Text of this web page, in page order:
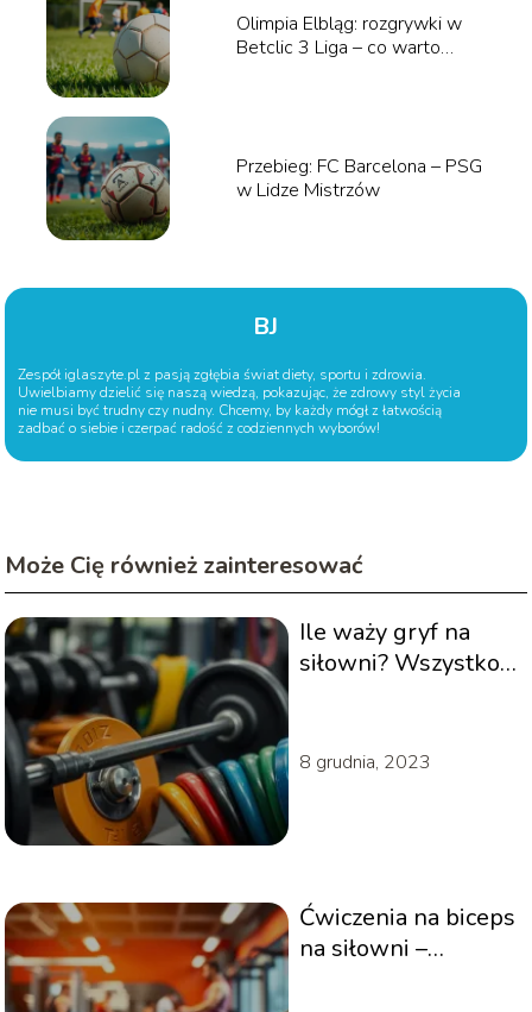
Olimpia Elbląg: rozgrywki w
Betclic 3 Liga – co warto
Przebieg: FC Barcelona – PSG
w Lidze Mistrzów
BJ
Zespół iglaszyte.pl z pasją zgłębia świat diety, sportu i zdrowia.
Uwielbiamy dzielić się naszą wiedzą, pokazując, że zdrowy styl życia
nie musi być trudny czy nudny. Chcemy, by każdy mógł z łatwością
zadbać o siebie i czerpać radość z codziennych wyborów!
Może Cię również zainteresować
Ile waży gryf na
siłowni? Wszystko,
8 grudnia, 2023
Ćwiczenia na biceps
na siłowni –